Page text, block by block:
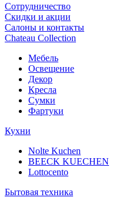
Сотрудничество
Скидки и акции
Салоны и контакты
Chateau Collection
Мебель
Освещение
Декор
Кресла
Сумки
Фартуки
Кухни
Nolte Kuchen
BEECK KUECHEN
Lottocento
Бытовая техника